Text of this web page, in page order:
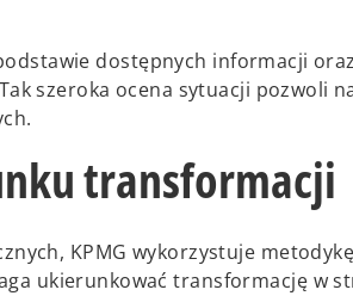
dostępnych informacji
szeroka ocena sytuacji pozwoli
transformacji
KPMG wykorzystuje
ukierunkować transformację w